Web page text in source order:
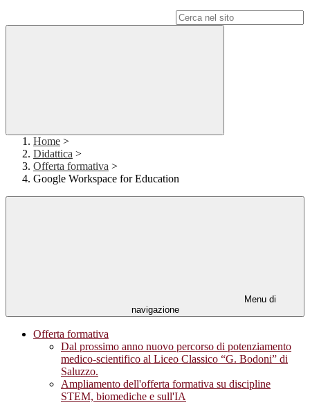
Home >
Didattica >
Offerta formativa >
Google Workspace for Education
Menu di
navigazione
Offerta formativa
Dal prossimo anno nuovo percorso di potenziamento
medico-scientifico al Liceo Classico “G. Bodoni” di
Saluzzo.
Ampliamento dell'offerta formativa su discipline
STEM, biomediche e sull'IA